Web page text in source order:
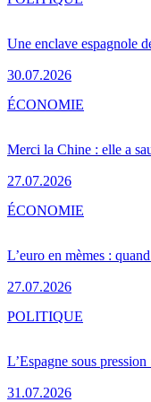
Une enclave espagnole
30.07.2026
Merci la Chine : elle a
27.07.2026
ÉCONOMIE
L’euro en mèmes :
27.07.2026
ÉCONOMIE
L’Espagne sous
31.07.2026
POLITIQUE